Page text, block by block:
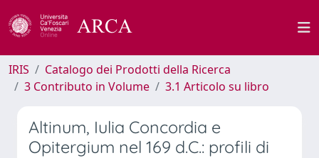
IRIS
Catalogo dei Prodotti della Ricerca
3 Contributo in Volume
3.1 Articolo su libro
Altinum, Iulia Concordia e
Opitergium nel 169 d.C.: profili di